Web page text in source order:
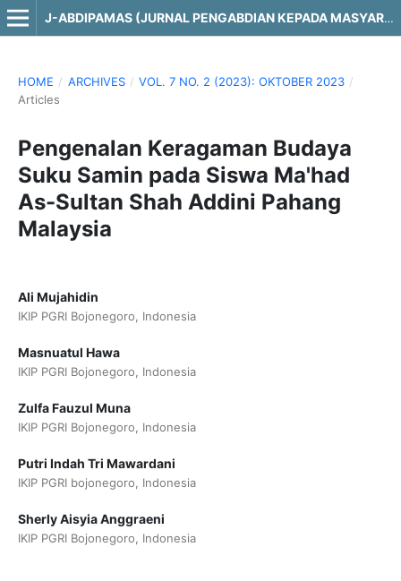
J-ABDIPAMAS (JURNAL PENGABDIAN KEPADA MASYARAKAT)
HOME / ARCHIVES / VOL. 7 NO. 2 (2023): OKTOBER 2023 /
Articles
Pengenalan Keragaman Budaya
Suku Samin pada Siswa Ma'had
As-Sultan Shah Addini Pahang
Malaysia
Ali Mujahidin
IKIP PGRI Bojonegoro, Indonesia
Masnuatul Hawa
IKIP PGRI Bojonegoro, Indonesia
Zulfa Fauzul Muna
IKIP PGRI Bojonegoro, Indonesia
Putri Indah Tri Mawardani
IKIP PGRI bojonegoro, Indonesia
Sherly Aisyia Anggraeni
IKIP PGRI Bojonegoro, Indonesia